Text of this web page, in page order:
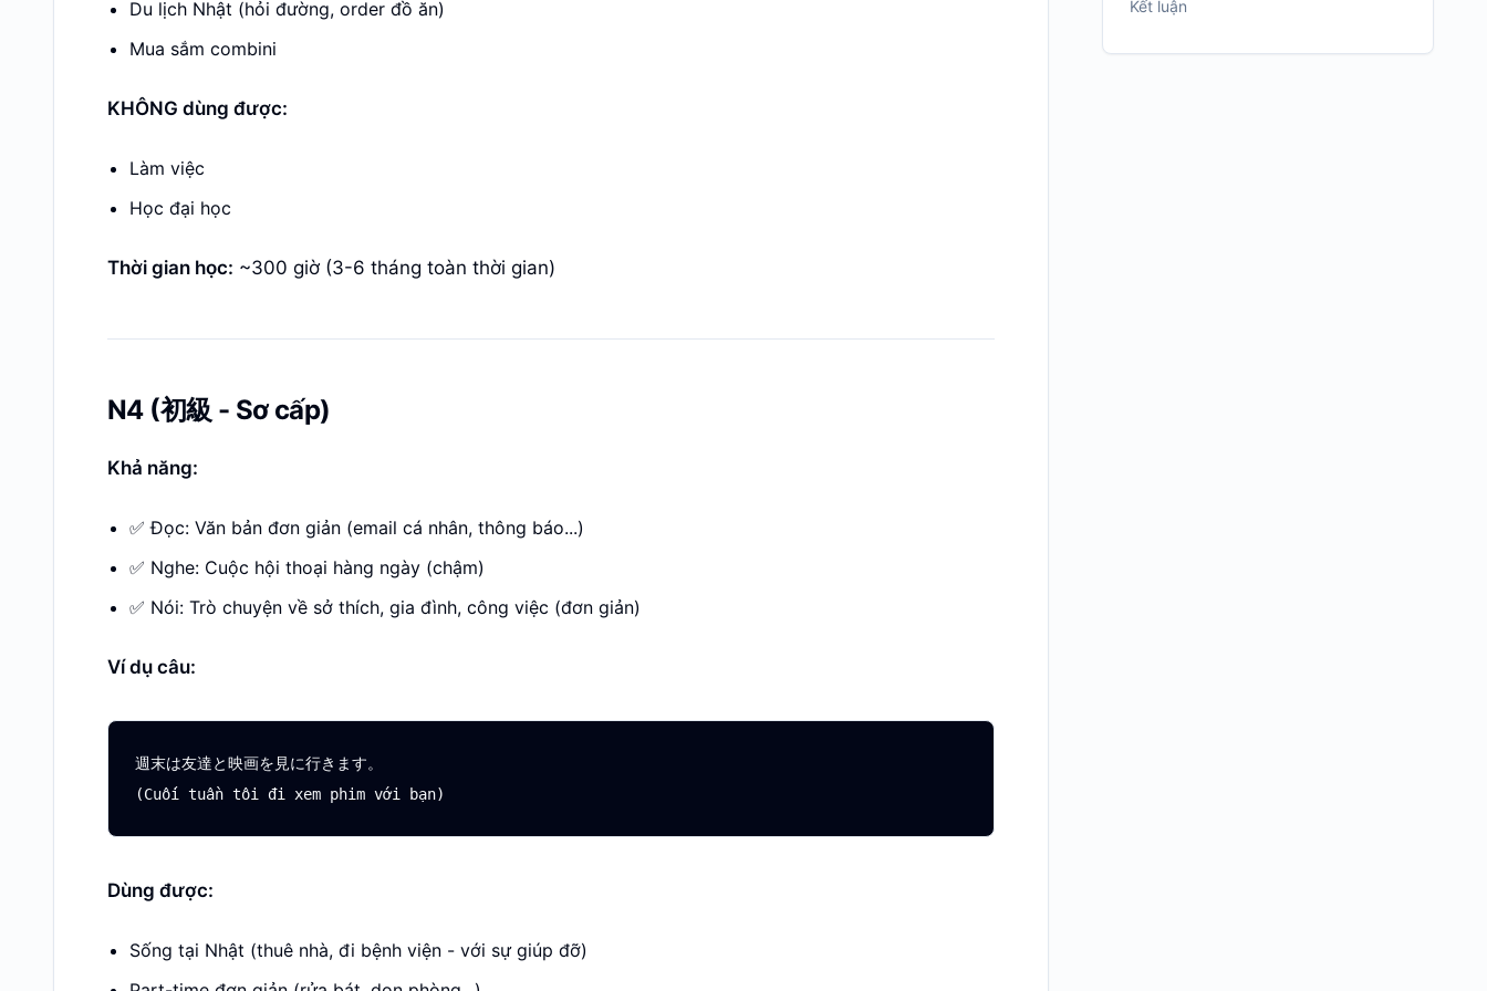
Du lịch Nhật (hỏi đường, order đồ ăn)
Mua sắm combini
KHÔNG dùng được:
Làm việc
Học đại học
Thời gian học: ~300 giờ (3-6 tháng toàn thời gian)
N4 (初級 - Sơ cấp)
Khả năng:
✅ Đọc: Văn bản đơn giản (email cá nhân, thông báo...)
✅ Nghe: Cuộc hội thoại hàng ngày (chậm)
✅ Nói: Trò chuyện về sở thích, gia đình, công việc (đơn giản)
Ví dụ câu:
週末は友達と映画を見に行きます。
Dùng được:
Sống tại Nhật (thuê nhà, đi bệnh viện - với sự giúp đỡ)
Kết luận